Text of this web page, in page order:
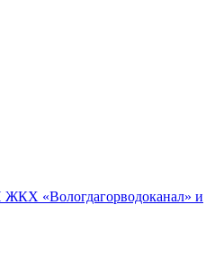
ЖКХ «Вологдагорводоканал» и